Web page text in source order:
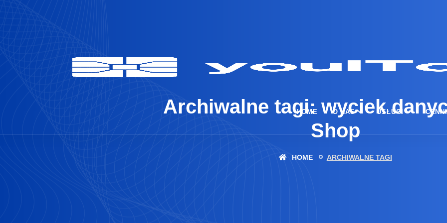
HOME O NAS USŁUGI
Archiwalne tagi: wyciek
Shop
HOME ARCHIWALNE TAGI